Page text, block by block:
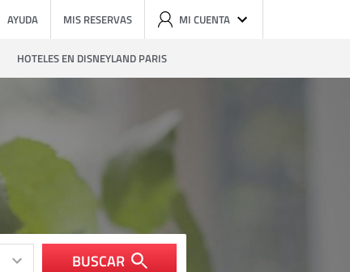
AYUDA MIS RESERVAS MI CUENTA
HOTELES EN DISNEYLAND PARIS
BUSCAR